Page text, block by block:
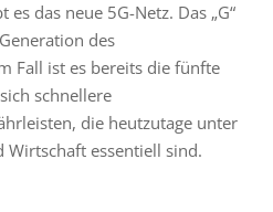
das neue 5G-Netz. Das „G“
des
Fall ist es bereits die fünfte
schnellere
die heutzutage unter
essentiell sind.